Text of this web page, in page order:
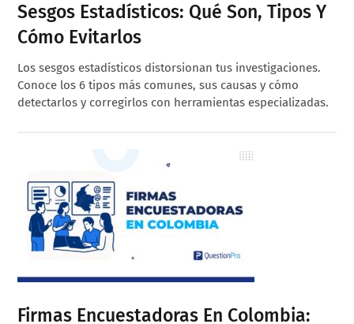
Sesgos Estadísticos: Qué Son, Tipos Y
Cómo Evitarlos
Los sesgos estadísticos distorsionan tus investigaciones.
Conoce los 6 tipos más comunes, sus causas y cómo
detectarlos y corregirlos con herramientas especializadas.
Firmas Encuestadoras En Colombia: